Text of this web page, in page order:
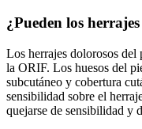
¿Pueden los
Los herrajes dolorosos del
la ORIF. Los huesos del
subcutáneo y cobertura
sensibilidad sobre el
quejarse de sensibilidad y